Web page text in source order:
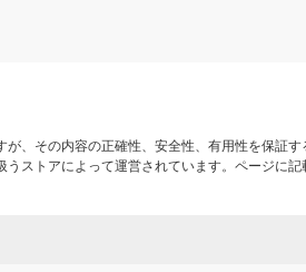
、その内容の正確性、安全性、有用性を保証す
ストアによって運営されています。ページに